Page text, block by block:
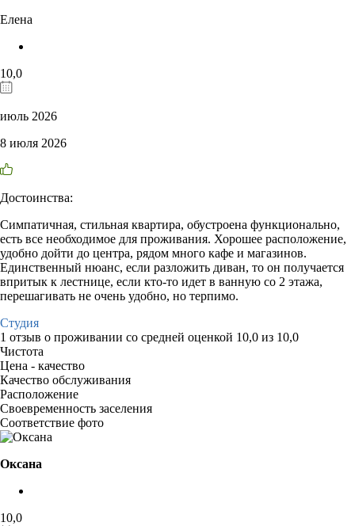
Елена
10,0
июль 2026
8 июля 2026
Достоинства:
Симпатичная, стильная квартира, обустроена функционально,
есть все необходимое для проживания. Хорошее расположение,
удобно дойти до центра, рядом много кафе и магазинов.
Единственный нюанс, если разложить диван, то он получается
впритык к лестнице, если кто-то идет в ванную со 2 этажа,
перешагивать не очень удобно, но терпимо.
Студия
1 отзыв о проживании со средней оценкой 10,0 из 10,0
Чистота
Цена - качество
Качество обслуживания
Расположение
Своевременность заселения
Соответствие фото
Оксана
10,0